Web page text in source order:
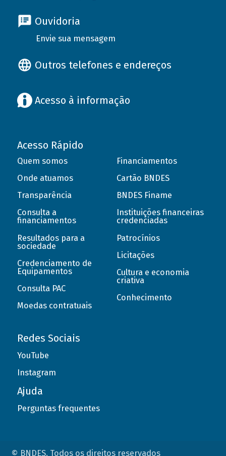
Ouvidoria
Envie sua mensagem
Outros telefones e endereços
Acesso à informação
Acesso Rápido
Quem somos
Onde atuamos
Transparência
Consulta a
financiamentos
Resultados para a
sociedade
Credenciamento de
Equipamentos
Consulta PAC
Moedas contratuais
Financiamentos
Cartão BNDES
BNDES Finame
Instituições financeiras
credenciadas
Patrocínios
Licitações
Cultura e economia
criativa
Conhecimento
Redes Sociais
YouTube
Instagram
Ajuda
Perguntas frequentes
© BNDES. Todos os direitos reservados